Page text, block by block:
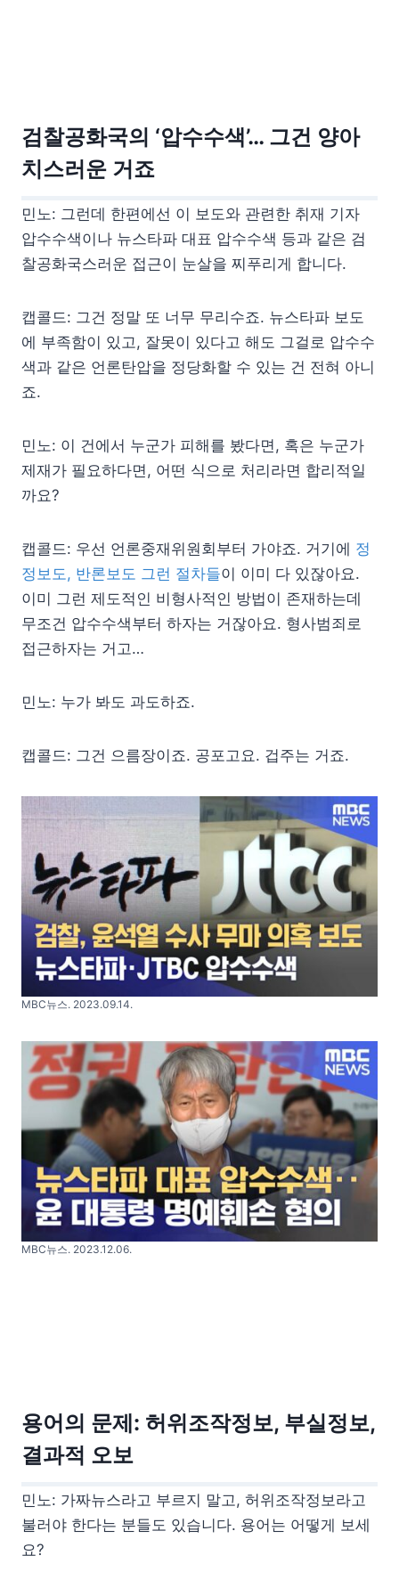
검찰공화국의 ‘압수수색’… 그건 양아
치스러운 거죠
민노: 그런데 한편에선 이 보도와 관련한 취재 기자
압수수색이나 뉴스타파 대표 압수수색 등과 같은 검
찰공화국스러운 접근이 눈살을 찌푸리게 합니다.
캡콜드: 그건 정말 또 너무 무리수죠. 뉴스타파 보도
에 부족함이 있고, 잘못이 있다고 해도 그걸로 압수수
색과 같은 언론탄압을 정당화할 수 있는 건 전혀 아니
죠.
민노: 이 건에서 누군가 피해를 봤다면, 혹은 누군가
제재가 필요하다면, 어떤 식으로 처리라면 합리적일
까요?
캡콜드: 우선 언론중재위원회부터 가야죠. 거기에 정
정보도, 반론보도 그런 절차들이 이미 다 있잖아요.
이미 그런 제도적인 비형사적인 방법이 존재하는데
무조건 압수수색부터 하자는 거잖아요. 형사범죄로
접근하자는 거고…
민노: 누가 봐도 과도하죠.
캡콜드: 그건 으름장이죠. 공포고요. 겁주는 거죠.
MBC뉴스. 2023.09.14.
MBC뉴스. 2023.12.06.
용어의 문제: 허위조작정보, 부실정보,
결과적 오보
민노: 가짜뉴스라고 부르지 말고, 허위조작정보라고
불러야 한다는 분들도 있습니다. 용어는 어떻게 보세
요?